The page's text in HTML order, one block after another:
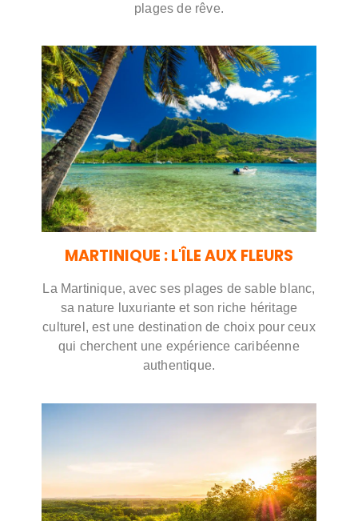
plages de rêve.
MARTINIQUE : L'ÎLE AUX FLEURS
La Martinique, avec ses plages de sable blanc,
sa nature luxuriante et son riche héritage
culturel, est une destination de choix pour ceux
qui cherchent une expérience caribéenne
authentique.